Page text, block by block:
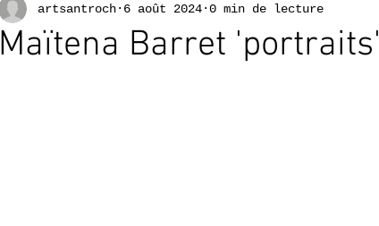
Maïtena Barret 'portraits'
artsantroch 6 août 2024 0 min de lecture